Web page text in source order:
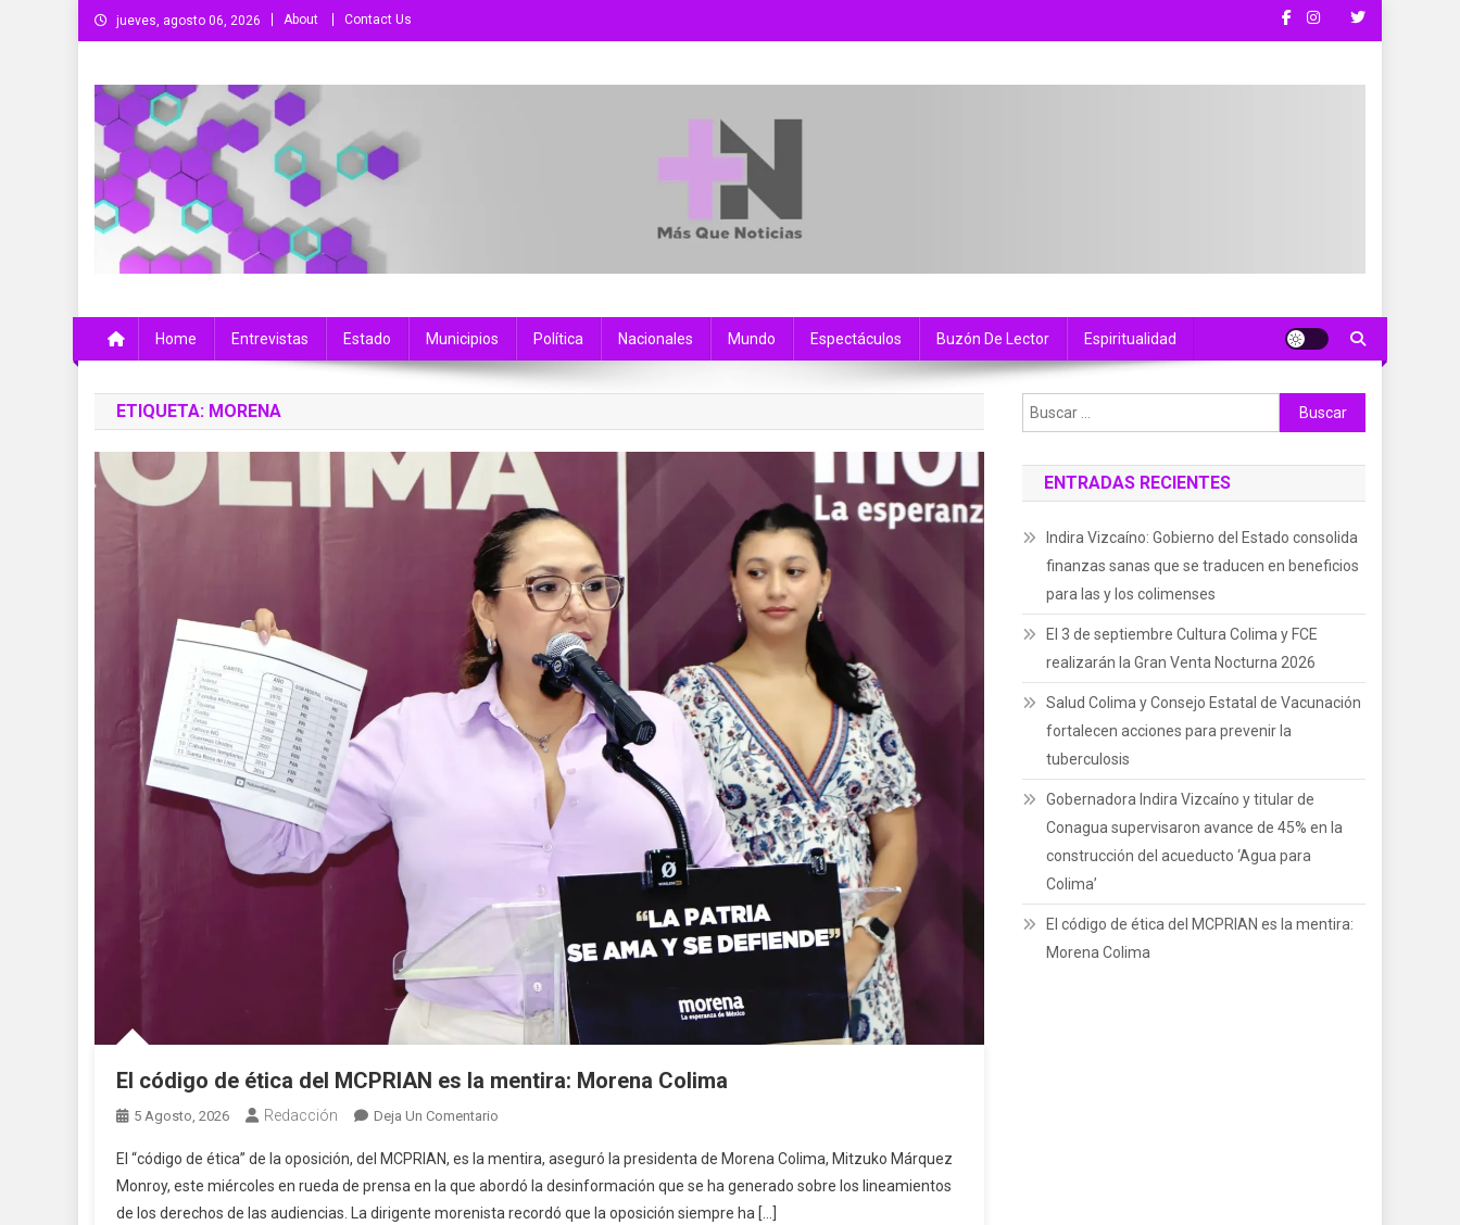
Saltar
al
jueves, agosto 06, 2026 About Contact Us
Home Entrevistas Estado Municipios Política Nacionales Mundo Espectáculos Buzón De Lector Espiritualidad
ETIQUETA: MORENA
El código de ética del MCPRIAN es la mentira: Morena Colima
5 Agosto, 2026 Redacción Deja Un Comentario
Código
De
Ética
El “código de ética” de la oposición, del MCPRIAN, es la mentira, aseguró la presidenta de Morena Colima, Mitzuko Márquez
Monroy, este miércoles en rueda de prensa en la que abordó la desinformación que se ha generado sobre los lineamientos
de los derechos de las audiencias. La dirigente morenista recordó que la oposición siempre ha […]
Buscar:
ENTRADAS RECIENTES
Indira Vizcaíno: Gobierno del Estado consolida
finanzas sanas que se traducen en beneficios
para las y los colimenses
El 3 de septiembre Cultura Colima y FCE
realizarán la Gran Venta Nocturna 2026
Salud Colima y Consejo Estatal de Vacunación
fortalecen acciones para prevenir la
tuberculosis
Gobernadora Indira Vizcaíno y titular de
Conagua supervisaron avance de 45% en la
construcción del acueducto ‘Agua para
Colima’
El código de ética del MCPRIAN es la mentira:
Morena Colima